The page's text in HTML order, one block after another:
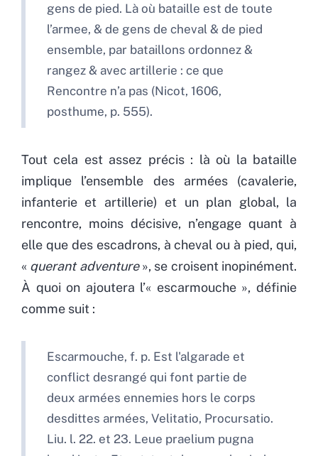
gens de pied. Là où bataille est de toute
l’armee, & de gens de cheval & de pied
ensemble, par bataillons ordonnez &
rangez & avec artillerie : ce que
Rencontre n’a pas (Nicot, 1606,
posthume, p. 555).
Tout cela est assez précis : là où la bataille
implique l’ensemble des armées (cavalerie,
infanterie et artillerie) et un plan global, la
rencontre, moins décisive, n’engage quant à
elle que des escadrons, à cheval ou à pied, qui,
« querant adventure», se croisent inopinément.
À quoi on ajoutera l’« escarmouche », définie
comme suit :
Escarmouche, f. p. Est l'algarade et
conflict desrangé qui font partie de
deux armées ennemies hors le corps
desdittes armées, Velitatio, Procursatio.
Liu. l. 22. et 23. Leue praelium pugna